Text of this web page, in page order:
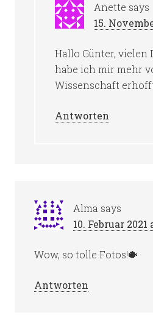
Anette says
15.
Hallo Günter, vielen
habe ich mir mehr
Wissenschaft
Antworten
Alma says
10. Februar 2021
Wow, so tolle Fotos!🐡
Antworten